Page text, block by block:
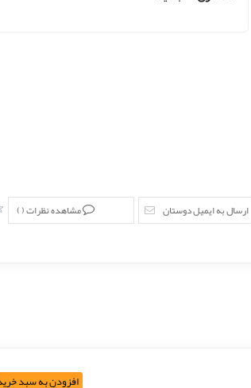
مشاهده نظرات () ارسال به ایمیل دوستان
افزودن به سبد